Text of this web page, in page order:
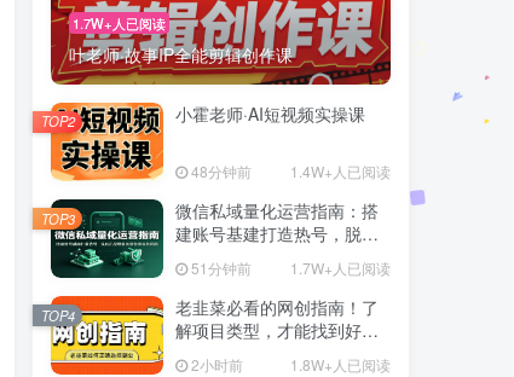
1.7W+人已阅读
叶老师·故事IP全能剪辑创作课
小霍老师·AI短视频实操课
48分钟前 1.4W+人已阅读
TOP2
微信私域量化运营指南：搭
建账号基建打造热号，脱敏
风控规避运营各类高危风险
51分钟前 1.7W+人已阅读
TOP3
老韭菜必看的网创指南！了
解项目类型，才能找到好的
项目，才能拿到想要的结果
2小时前 1.8W+人已阅读
TOP4